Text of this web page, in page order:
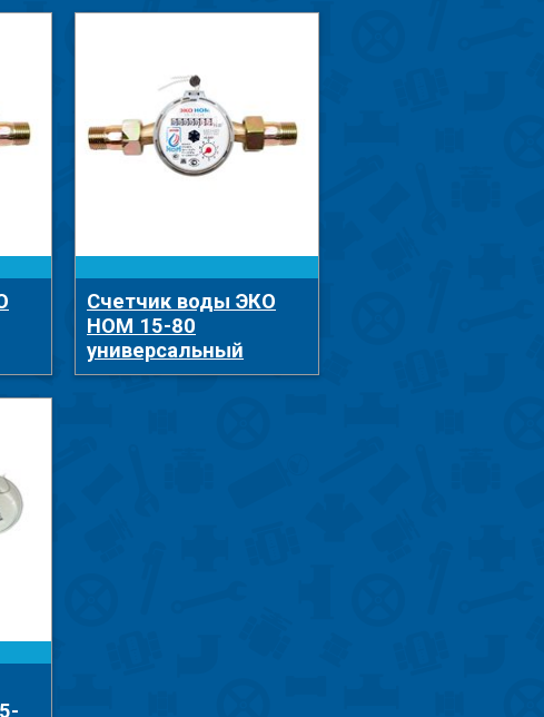
Счетчик воды ЭКО
НОМ 15-80
универсальный